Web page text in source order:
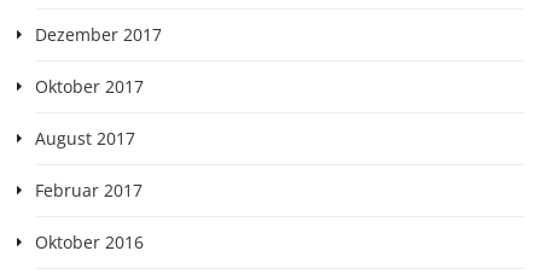
Dezember 2017
Oktober 2017
August 2017
Februar 2017
Oktober 2016